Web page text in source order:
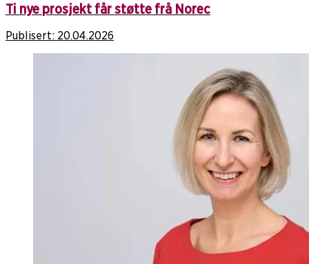
Ti nye prosjekt får støtte frå Norec
Publisert: 20.04.2026